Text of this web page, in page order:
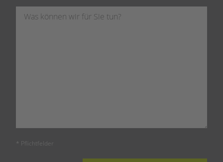
* Pflichtfelder